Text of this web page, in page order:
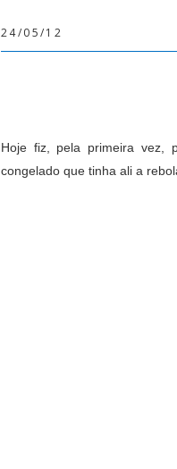
24/05/12
Hoje fiz, pela primeira vez,
congelado que tinha ali a